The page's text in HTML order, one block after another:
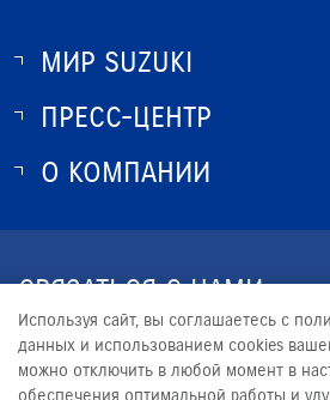
МИР SUZUKI
О SUZUKI
ПРЕСС-ЦЕНТР
НОВОСТИ
О КОМПАНИИ
СВЯЗАТЬСЯ С НАМИ
+7 (391) 220-41-41
SUZUKI@MEDVED-SEVER.RU
Используя сайт, вы соглашаетесь с
данных и использованием cookies
можно отключить в любой момент в
обеспечения оптимальной работы и